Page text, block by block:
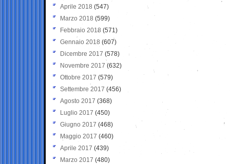
Aprile 2018 (547)
Marzo 2018 (599)
Febbraio 2018 (571)
Gennaio 2018 (607)
Dicembre 2017 (578)
Novembre 2017 (632)
Ottobre 2017 (579)
Settembre 2017 (456)
Agosto 2017 (368)
Luglio 2017 (450)
Giugno 2017 (468)
Maggio 2017 (460)
Aprile 2017 (439)
Marzo 2017 (480)